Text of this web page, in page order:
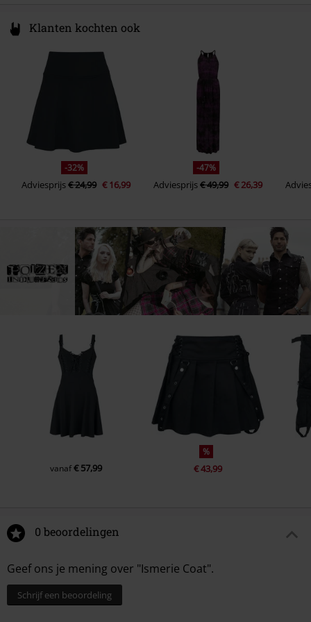
Klanten kochten ook
-32%
Adviesprijs€ 24,99 € 16,99
-47%
Adviesprijs€ 49,99 € 26,39
vanaf€ 57,99
%
€ 43,99
0 beoordelingen
Geef ons je mening over "Ismerie Coat".
Schrijf een beoordeling